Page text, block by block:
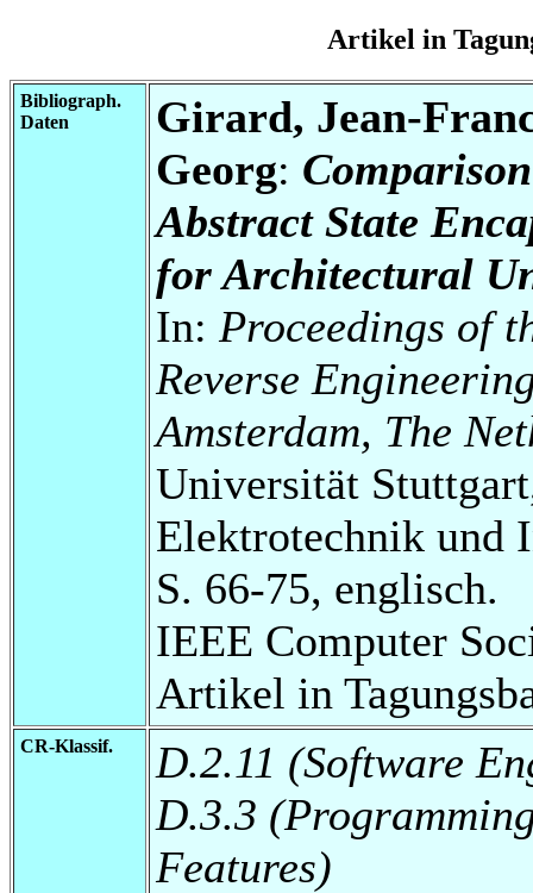
Artikel in
Bibliograph.
Daten
Girard, Jean-
Georg:
Abstract State
for Architectural
In: Proceedings of
Reverse
Amsterdam, The
Universität
Elektrotechnik und
S. 66-75, englisch.
IEEE Computer
Artikel in
CR-Klassif.
D.2.11 (Software
D.3.3
Features)